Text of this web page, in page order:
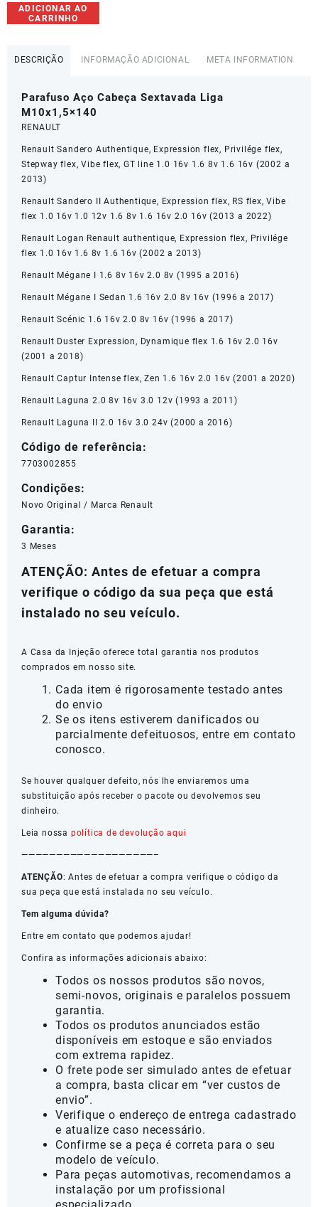
Parafuso
Aco
Sextavada
Renault
Captur
7703002855
quantidade
ADICIONAR AO
CARRINHO
DESCRIÇÃO INFORMAÇÃO ADICIONAL META INFORMATION
Parafuso Aço Cabeça Sextavada Liga
M10x1,5×140
RENAULT
Renault Sandero Authentique, Expression flex, Privilége flex,
Stepway flex, Vibe flex, GT line 1.0 16v 1.6 8v 1.6 16v (2002 a
2013)
Renault Sandero II Authentique, Expression flex, RS flex, Vibe
flex 1.0 16v 1.0 12v 1.6 8v 1.6 16v 2.0 16v (2013 a 2022)
Renault Logan Renault authentique, Expression flex, Privilége
flex 1.0 16v 1.6 8v 1.6 16v (2002 a 2013)
Renault Mégane I 1.6 8v 16v 2.0 8v (1995 a 2016)
Renault Mégane I Sedan 1.6 16v 2.0 8v 16v (1996 a 2017)
Renault Scénic 1.6 16v 2.0 8v 16v (1996 a 2017)
Renault Duster Expression, Dynamique flex 1.6 16v 2.0 16v
(2001 a 2018)
Renault Captur Intense flex, Zen 1.6 16v 2.0 16v (2001 a 2020)
Renault Laguna 2.0 8v 16v 3.0 12v (1993 a 2011)
Renault Laguna II 2.0 16v 3.0 24v (2000 a 2016)
Código de referência:
7703002855
Condições:
Novo Original / Marca Renault
Garantia:
3 Meses
ATENÇÃO: Antes de efetuar a compra
verifique o código da sua peça que está
instalado no seu veículo.
A Casa da Injeção oferece total garantia nos produtos
comprados em nosso site.
Cada item é rigorosamente testado antes
do envio
Se os itens estiverem danificados ou
parcialmente defeituosos, entre em contato
conosco.
Se houver qualquer defeito, nós lhe enviaremos uma
substituição após receber o pacote ou devolvemos seu
dinheiro.
Leia nossa política de devolução aqui
———————————————————–
ATENÇÃO: Antes de efetuar a compra verifique o código da
sua peça que está instalada no seu veículo.
Tem alguma dúvida?
Entre em contato que podemos ajudar!
Confira as informações adicionais abaixo:
Todos os nossos produtos são novos,
semi-novos, originais e paralelos possuem
garantia.
Todos os produtos anunciados estão
disponíveis em estoque e são enviados
com extrema rapidez.
O frete pode ser simulado antes de efetuar
a compra, basta clicar em “ver custos de
envio”.
Verifique o endereço de entrega cadastrado
e atualize caso necessário.
Confirme se a peça é correta para o seu
modelo de veículo.
Para peças automotivas, recomendamos a
instalação por um profissional